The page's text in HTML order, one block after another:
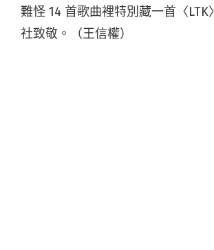
難怪 14 首歌曲裡特別藏一首〈LTK
社致敬。（王信權）